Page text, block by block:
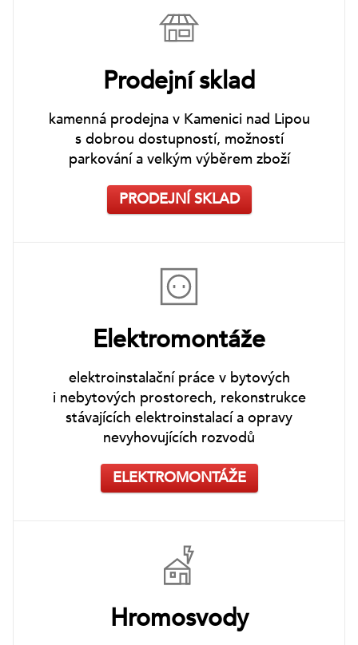
Prodejní sklad
kamenná prodejna v Kamenici nad Lipou
s dobrou dostupností, možností
parkování a velkým výběrem zboží
PRODEJNÍ SKLAD
Elektromontáže
elektroinstalační práce v bytových
i nebytových prostorech, rekonstrukce
stávajících elektroinstalací a opravy
nevyhovujících rozvodů
ELEKTROMONTÁŽE
Hromosvody